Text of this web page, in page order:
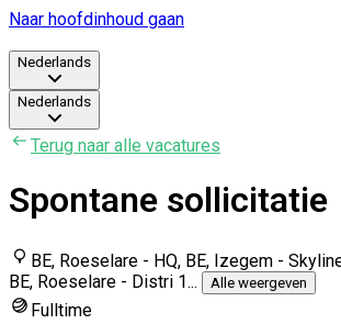
Naar hoofdinhoud gaan
Nederlands
Nederlands
Terug naar alle vacatures
Spontane sollicitatie
BE, Roeselare - HQ, BE, Izegem -
BE, Roeselare - Distri 1... Alle weergeven
Fulltime